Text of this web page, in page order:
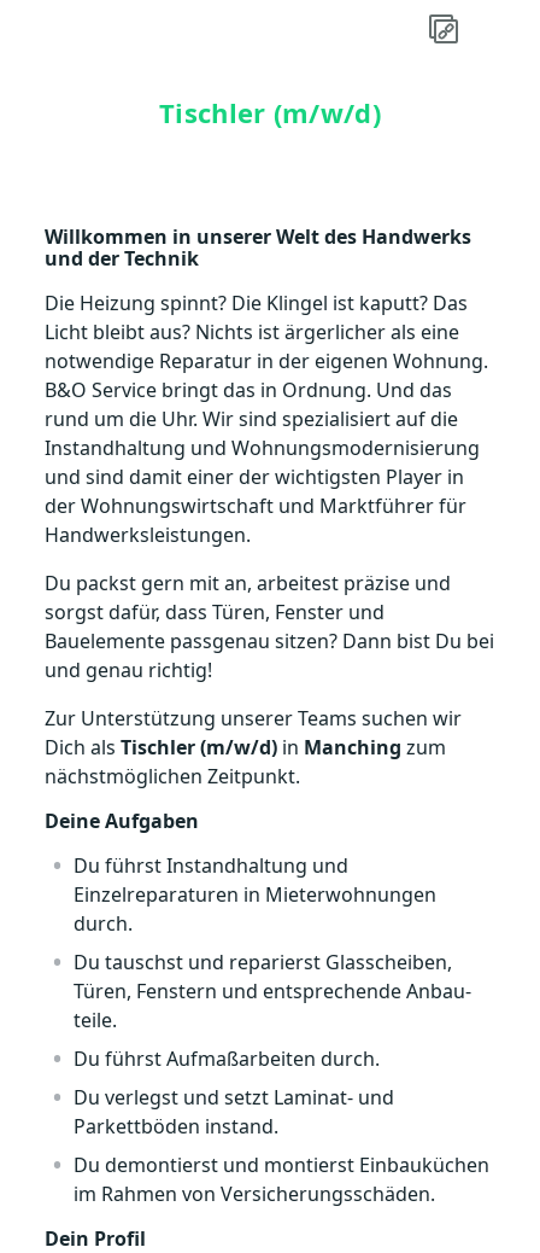
Tischler (m/w/d)
Willkommen in unserer Welt des Handwerks
und der Technik
Die Heizung spinnt? Die Klingel ist kaputt? Das
Licht bleibt aus? Nichts ist ärgerlicher als eine
notwendige Reparatur in der eigenen Wohnung.
B&O Service bringt das in Ordnung. Und das
rund um die Uhr. Wir sind spezialisiert auf die
Instandhaltung und Wohnungsmodernisierung
und sind damit einer der wichtigsten Player in
der Wohnungswirtschaft und Marktführer für
Handwerksleistungen.
Du packst gern mit an, arbeitest präzise und
sorgst dafür, dass Türen, Fenster und
Bauelemente passgenau sitzen? Dann bist Du bei
und genau richtig!
Zur Unterstützung unserer Teams suchen wir
Dich alsTischler (m/w/d) in Manchingzum
nächstmöglichen Zeitpunkt.
Deine Aufgaben
Du führst Instandhaltung und
Einzelreparaturen in Mieterwohnungen
durch.
Du tauschst und reparierst Glas­scheiben,
Türen, Fenstern und ent­sprechende Anbau­
teile.
Du führst Aufmaßarbeiten durch.
Du verlegst und setzt Laminat- und
Parkettböden instand.
Du demontierst und montierst Einbauküchen
im Rahmen von Versicherungsschäden.
Dein Profil